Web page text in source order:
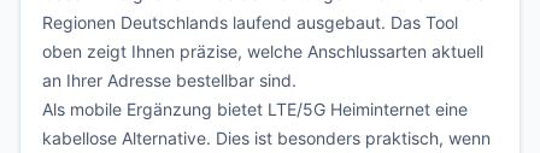
Regionen Deutschlands laufend ausgebaut. Das Tool
oben zeigt Ihnen präzise, welche Anschlussarten aktuell
an Ihrer Adresse bestellbar sind.
Als mobile Ergänzung bietet LTE/5G Heiminternet eine
kabellose Alternative. Dies ist besonders praktisch, wenn